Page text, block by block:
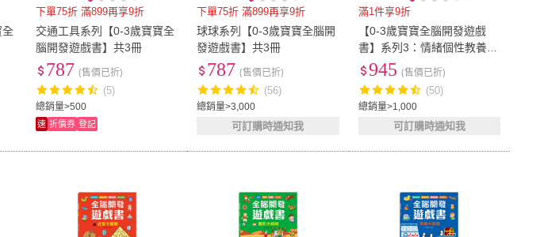
全
下單75折 滿899再享9折
交通工具系列【0-3歲寶寶全
腦開發遊戲書】共3冊
總銷量>500
787 (售價已折)
(5)
速 折價券 登記
下單75折 滿899再享9折
球球系列【0-3歲寶寶全腦開
發遊戲書】共3冊
總銷量>3,000
787 (售價已折)
(56)
可訂購時通知我
滿1件享9折
【0-3歲寶寶全腦開發遊戲
書】系列3：情緒個性教養
（附贈導讀學習手冊）
總銷量>1,000
945 (售價已折)
(50)
可訂購時通知我